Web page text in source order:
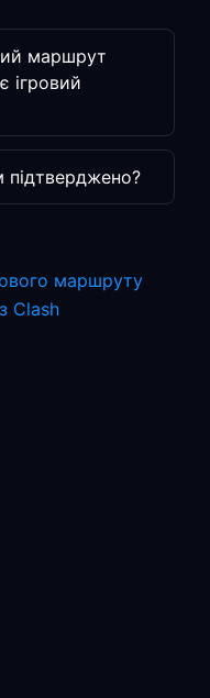
маршрут
ігровий
підтверджено?
маршруту
Clash